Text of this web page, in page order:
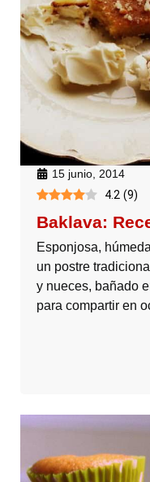
15 junio, 2014
4.2 (9)
Baklava:
Esponjosa,
un postre
y nueces, bañado
para compartir en